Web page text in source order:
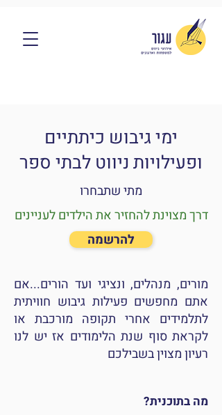
ימי גיבוש כיתתיים
ופעילויות ניווט לבתי ספר
מתי שתבחרו
דרך מצוינת להחזיר את הילדים לעניינים
להרשמה
מורים, מנהלים, ונציגי ועד הורים...אם
אתם מחפשים פעילות גיבוש חוויתית
לתלמידים אחרי תקופה מורכבת או
לקראת סוף שנת הלימודים אז יש לנו
רעיון מצוין בשבילכם
מה בתוכנית?